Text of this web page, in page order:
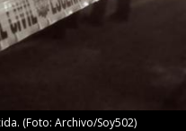
(Foto: Archivo/Soy502)